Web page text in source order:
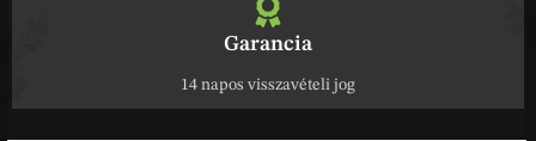
Garancia
14 napos visszavételi jog